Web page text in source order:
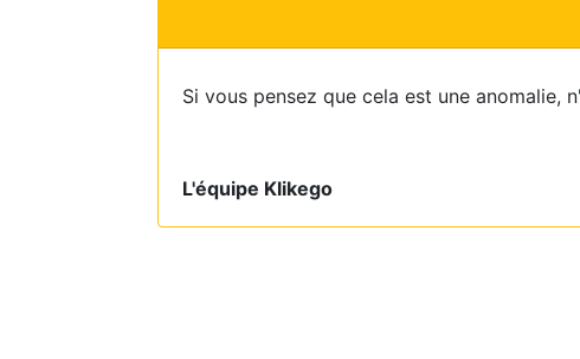
Si vous pensez que cela est une anomalie,
L'équipe Klikego